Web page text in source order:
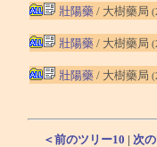
壯陽藥/ 大樹藥局
壯陽藥/ 大樹藥局
壯陽藥/ 大樹藥局
＜前のツリー10 | 次